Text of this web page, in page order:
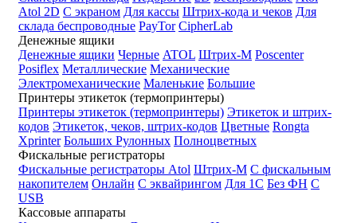
Atol 2D С экраном Для кассы Штрих-кода и чеков Для
склада беспроводные PayTor CipherLab
Денежные ящики
Денежные ящики Черные ATOL Штрих-М Poscenter
Posiflex Металлические Механические
Электромеханические Маленькие Большие
Принтеры этикеток (термопринтеры)
Принтеры этикеток (термопринтеры) Этикеток и штрих-
кодов Этикеток, чеков, штрих-кодов Цветные Rongta
Xprinter Больших Рулонных Полноцветных
Фискальные регистраторы
Фискальные регистраторы Atol Штрих-М С фискальным
накопителем Онлайн С эквайрингом Для 1С Без ФН С
USB
Кассовые аппараты